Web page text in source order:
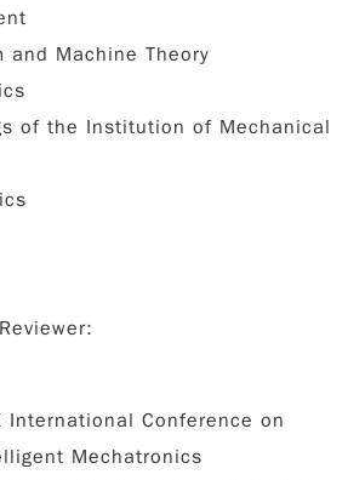
Machine Theory
of the Institution of Mechanical
Conference on
Mechatronics